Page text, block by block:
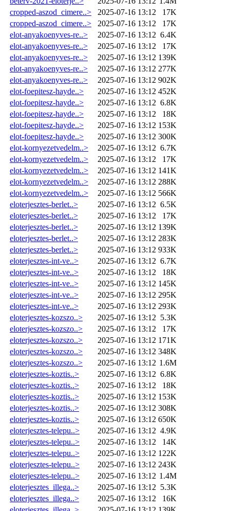
cropped-aszod_cimere..>
2025-07-16 13:12
17K
cropped-aszod_cimere..>
2025-07-16 13:12
17K
elot-anyakoenyves-re..>
2025-07-16 13:12 6.4K
elot-anyakoenyves-re..>
2025-07-16 13:12
17K
elot-anyakoenyves-re..>
2025-07-16 13:12 139K
elot-anyakoenyves-re..>
2025-07-16 13:12 277K
elot-anyakoenyves-re..>
2025-07-16 13:12 902K
elot-foepitesz-hayde..>
2025-07-16 13:12 452K
elot-foepitesz-hayde..>
2025-07-16 13:12 6.8K
elot-foepitesz-hayde..>
2025-07-16 13:12
18K
elot-foepitesz-hayde..>
2025-07-16 13:12 153K
elot-foepitesz-hayde..>
2025-07-16 13:12 300K
elot-kornyezetvedelm..>
2025-07-16 13:12 6.7K
elot-kornyezetvedelm..>
2025-07-16 13:12
17K
elot-kornyezetvedelm..>
2025-07-16 13:12 141K
elot-kornyezetvedelm..>
2025-07-16 13:12 288K
elot-kornyezetvedelm..>
2025-07-16 13:12 566K
eloterjesztes-berlet..>
2025-07-16 13:12 6.5K
eloterjesztes-berlet..>
2025-07-16 13:12
17K
eloterjesztes-berlet..>
2025-07-16 13:12 139K
eloterjesztes-berlet..>
2025-07-16 13:12 283K
eloterjesztes-berlet..>
2025-07-16 13:12 933K
eloterjesztes-int-ve..>
2025-07-16 13:12 6.7K
eloterjesztes-int-ve..>
2025-07-16 13:12
18K
eloterjesztes-int-ve..>
2025-07-16 13:12 145K
eloterjesztes-int-ve..>
2025-07-16 13:12 295K
eloterjesztes-int-ve..>
2025-07-16 13:12 293K
eloterjesztes-kozszo..>
2025-07-16 13:12 5.3K
eloterjesztes-kozszo..>
2025-07-16 13:12
17K
eloterjesztes-kozszo..>
2025-07-16 13:12 171K
eloterjesztes-kozszo..>
2025-07-16 13:12 348K
eloterjesztes-kozszo..>
2025-07-16 13:12 1.6M
eloterjesztes-koztis..>
2025-07-16 13:12 6.8K
eloterjesztes-koztis..>
2025-07-16 13:12
18K
eloterjesztes-koztis..>
2025-07-16 13:12 153K
eloterjesztes-koztis..>
2025-07-16 13:12 308K
eloterjesztes-koztis..>
2025-07-16 13:12 650K
eloterjesztes-telepu..>
2025-07-16 13:12 4.9K
eloterjesztes-telepu..>
2025-07-16 13:12
14K
eloterjesztes-telepu..>
2025-07-16 13:12 122K
eloterjesztes-telepu..>
2025-07-16 13:12 243K
eloterjesztes-telepu..>
2025-07-16 13:12 1.4M
eloterjesztes_illega..>
2025-07-16 13:12 5.3K
eloterjesztes_illega..>
2025-07-16 13:12
16K